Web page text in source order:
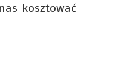
kosztować